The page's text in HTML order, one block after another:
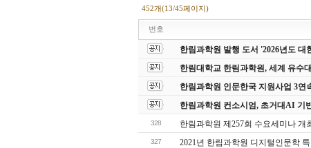
452개(13/45페이지)
번호
한림과학원 발행 도서 '2026년도
한림대학교 한림과학원, 세계 유수
한림과학원 인문한국 지원사업 3연
한림과학원 컨소시엄, 초거대AI 기
328 한림과학원 제257회 수요세미나 개
327 2021년 한림과학원 디지털인문학